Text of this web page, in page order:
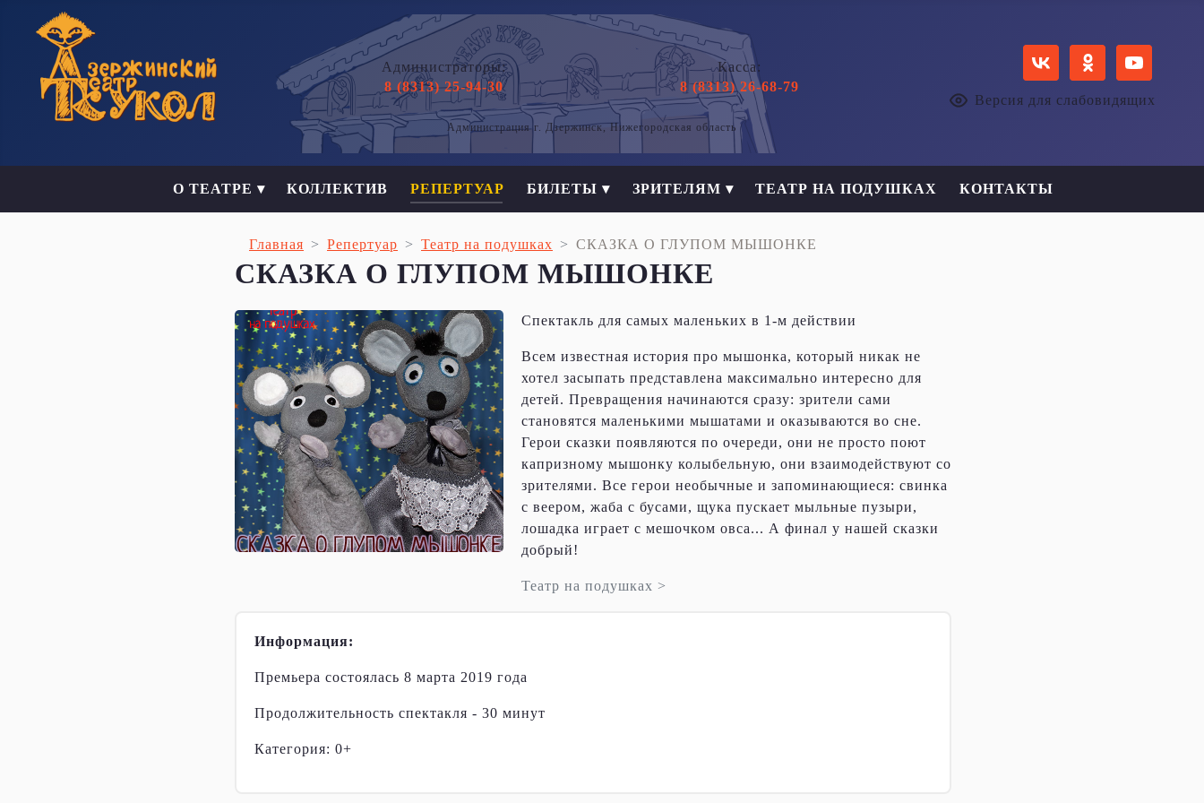
Версия для слабовидящих
Администраторы:
8 (8313) 25-94-30
Касса:
8 (8313) 26-68-79
Администрация г. Дзержинск, Нижегородская область
О ТЕАТРЕ ▾ КОЛЛЕКТИВ РЕПЕРТУАР БИЛЕТЫ ▾ ЗРИТЕЛЯМ ▾ ТЕАТР НА ПОДУШКАХ КОНТАКТЫ
Главная Репертуар Театр на подушках СКАЗКА О ГЛУПОМ МЫШОНКЕ
СКАЗКА О ГЛУПОМ МЫШОНКЕ
Спектакль для самых маленьких в 1-м действии
Всем известная история про мышонка, который никак не
хотел засыпать представлена максимально интересно для
детей. Превращения начинаются сразу: зрители сами
становятся маленькими мышатами и оказываются во сне.
Герои сказки появляются по очереди, они не просто поют
капризному мышонку колыбельную, они взаимодействуют со
зрителями. Все герои необычные и запоминающиеся: свинка
с веером, жаба с бусами, щука пускает мыльные пузыри,
лошадка играет с мешочком овса... А финал у нашей сказки
добрый!
Театр на подушках >
Информация:
Премьера состоялась 8 марта 2019 года
Продолжительность спектакля - 30 минут
Категория: 0+